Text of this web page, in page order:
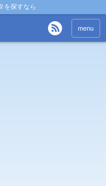
を探すなら
menu